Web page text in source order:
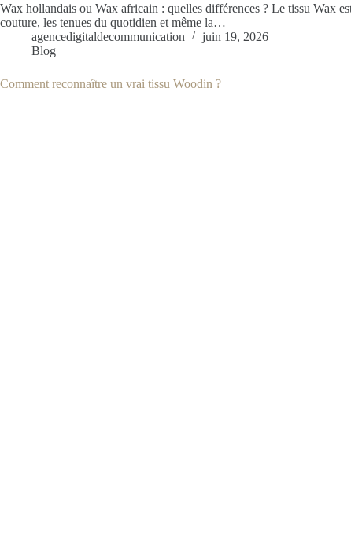
Wax hollandais ou Wax africain : quelles différences ? Le tissu Wax
couture, les tenues du quotidien et même la…
agencedigitaldecommunication
juin 19, 2026
Blog
Comment reconnaître un vrai tissu Woodin ?